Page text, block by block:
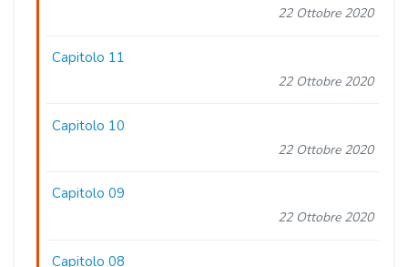
22 Ottobre 2020
Capitolo 11
22 Ottobre 2020
Capitolo 10
22 Ottobre 2020
Capitolo 09
22 Ottobre 2020
Capitolo 08